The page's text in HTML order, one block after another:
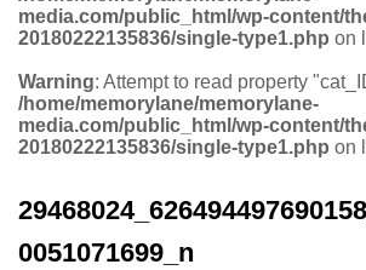
media.com/public_html/wp-content/
20180222135836/single-type1.php on
Warning: Attempt to read property
/home/memorylane/memorylane-
media.com/public_html/wp-content/
20180222135836/single-type1.php on
0051071699_n